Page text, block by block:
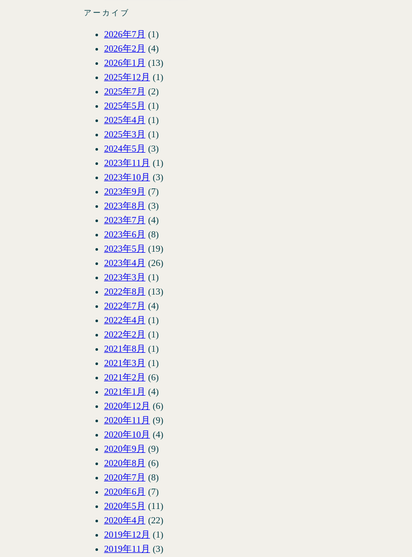
アーカイブ
2026年7月 (1)
2026年2月 (4)
2026年1月 (13)
2025年12月 (1)
2025年7月 (2)
2025年5月 (1)
2025年4月 (1)
2025年3月 (1)
2024年5月 (3)
2023年11月 (1)
2023年10月 (3)
2023年9月 (7)
2023年8月 (3)
2023年7月 (4)
2023年6月 (8)
2023年5月 (19)
2023年4月 (26)
2023年3月 (1)
2022年8月 (13)
2022年7月 (4)
2022年4月 (1)
2022年2月 (1)
2021年8月 (1)
2021年3月 (1)
2021年2月 (6)
2021年1月 (4)
2020年12月 (6)
2020年11月 (9)
2020年10月 (4)
2020年9月 (9)
2020年8月 (6)
2020年7月 (8)
2020年6月 (7)
2020年5月 (11)
2020年4月 (22)
2019年12月 (1)
2019年11月 (3)